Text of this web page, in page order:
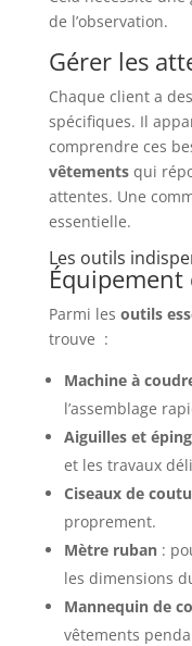
de l’observation.
Gérer les
Chaque client a
spécifiques. Il
comprendre ces
vêtementsqui
attentes. Une
essentielle.
Les outils
Équipement
Parmi les outils
trouve :
Machine à
l’assemblage
Aiguilles et
et les travaux
Ciseaux de
proprement.
Mètre ruban:
les dimensions
Mannequin de
vêtements